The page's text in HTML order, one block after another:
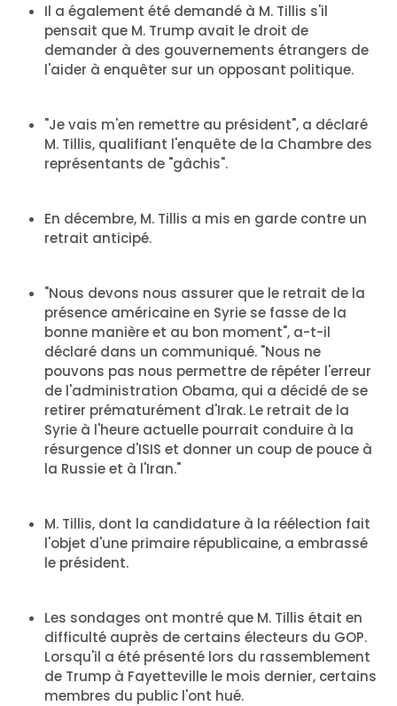
Il a également été demandé à M. Tillis s'il
pensait que M. Trump avait le droit de
demander à des gouvernements étrangers de
l'aider à enquêter sur un opposant politique.
"Je vais m'en remettre au président", a déclaré
M. Tillis, qualifiant l'enquête de la Chambre des
représentants de "gâchis".
En décembre, M. Tillis a mis en garde contre un
retrait anticipé.
"Nous devons nous assurer que le retrait de la
présence américaine en Syrie se fasse de la
bonne manière et au bon moment", a-t-il
déclaré dans un communiqué. "Nous ne
pouvons pas nous permettre de répéter l'erreur
de l'administration Obama, qui a décidé de se
retirer prématurément d'Irak. Le retrait de la
Syrie à l'heure actuelle pourrait conduire à la
résurgence d'ISIS et donner un coup de pouce à
la Russie et à l'Iran."
M. Tillis, dont la candidature à la réélection fait
l'objet d'une primaire républicaine, a embrassé
le président.
Les sondages ont montré que M. Tillis était en
difficulté auprès de certains électeurs du GOP.
Lorsqu'il a été présenté lors du rassemblement
de Trump à Fayetteville le mois dernier, certains
membres du public l'ont hué.